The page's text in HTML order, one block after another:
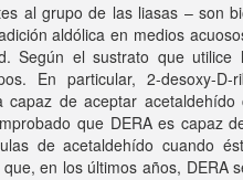
al grupo de las liasas – son
aldólica en medios
Según el sustrato que utilice
En particular, 2-desoxy-D-
de aceptar acetaldehído
que DERA es capaz
de acetaldehído cuando
en los últimos años, DERA